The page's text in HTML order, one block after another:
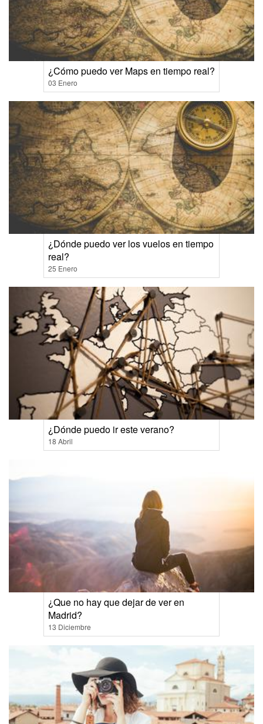
¿Cómo puedo ver Maps en tiempo real?
03 Enero
¿Dónde puedo ver los vuelos en tiempo
real?
25 Enero
¿Dónde puedo ir este verano?
18 Abril
¿Que no hay que dejar de ver en
Madrid?
13 Diciembre